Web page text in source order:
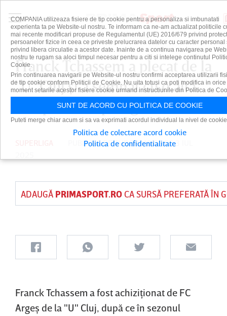
Franck Tchassem a plecat de la
"U" Cluj şi a semnat cu o altă
echipă din Superliga
PUBLICAT DETUDOR MOISAPE 3 IUL
ADAUGĂ PRIMASPORT.ROCA SURSĂ PREFERATĂ ÎN
Franck Tchassem a fost achiziţionat de FC
Argeş de la "U" Cluj, după ce în sezonul
COMPANIA utilizeaza fisiere de tip cookie pentru a personaliza si imbunatati
experienta ta pe Website-ul nostru. Te informam ca ne-am actualizat politicile
mai recente modificari propuse de Regulamentul (UE) 2016/679 privind
persoanelor fizice in ceea ce priveste prelucrarea datelor cu caracter personal
privind libera circulatie a acestor date. Inainte de a continua navigarea pe
nostru te rugam sa aloci timpul necesar pentru a citi si intelege continutul
Cookie.
Prin continuarea navigarii pe Website-ul nostru confirmi acceptarea utilizarii
de tip cookie conform Politicii de Cookie. Nu uita totusi ca poti modifica in orice
moment setarile acestor fisiere cookie urmand instructiunile din Politica de
SUNT DE ACORD CU POLITICA DE COOKIE
Puteti merge chiar acum si sa va exprimati acordul individual la nivel de
Politica de colectare acord cookie
Politica de confidentialitate